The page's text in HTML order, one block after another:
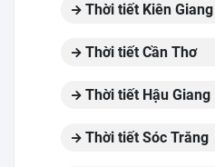
Thời tiết Kiên Giang
Thời tiết Cần Thơ
Thời tiết Hậu Giang
Thời tiết Sóc Trăng